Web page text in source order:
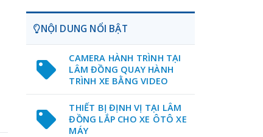
NỘI DUNG NỔI BẬT
CAMERA HÀNH TRÌNH TẠI
LÂM ĐỒNG QUAY HÀNH
TRÌNH XE BẰNG VIDEO
THIẾT BỊ ĐỊNH VỊ TẠI LÂM
ĐỒNG LẮP CHO XE ÔTÔ XE
MÁY